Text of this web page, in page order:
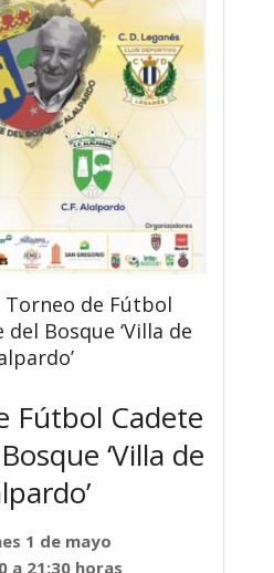
Torneo de Fútbol
Bosque ‘Villa de
Fútbol Cadete
‘Villa de
1 de mayo
a 21:30 horas